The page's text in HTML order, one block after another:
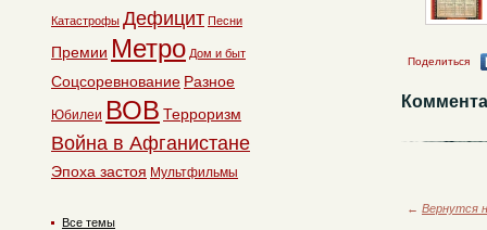
Поделиться
← Вернутся
Катастрофы Дефицит Песни
Премии Метро Дом и быт
Соцсоревнование Разное
Юбилеи ВОВ Терроризм
Война в Афганистане
Эпоха застоя Мультфильмы
Все темы